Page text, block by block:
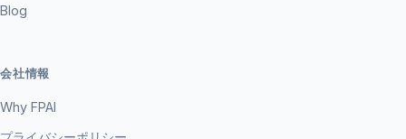
Blog
会社情報
Why FPAI